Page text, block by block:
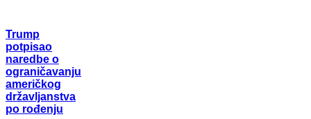
Trump
potpisao
naredbe o
ograničavanju
američkog
državljanstva
po rođenju